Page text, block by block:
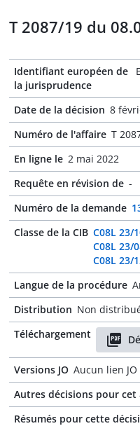
T 2087/19 du
Identifiant européen de
la jurisprudence
Date de la décision 8
Numéro de l'affaire T
En ligne le 2 mai 2022
Requête en révision de -
Numéro de la demande
Classe de la CIB C08L 23/
C08L 23/
C08L 23/
Langue de la procédure
Distribution Non
Téléchargement
Versions JO Aucun lien
Autres décisions pour cet
Résumés pour cette